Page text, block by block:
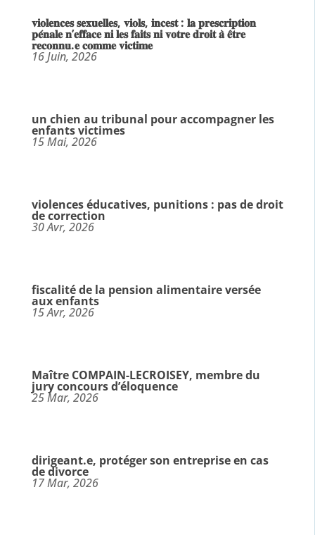
𝐯𝐢𝐨𝐥𝐞𝐧𝐜𝐞𝐬 𝐬𝐞𝐱𝐮𝐞𝐥𝐥𝐞𝐬, 𝐯𝐢𝐨𝐥𝐬, 𝐢𝐧𝐜𝐞𝐬𝐭 : 𝐥𝐚 𝐩𝐫𝐞𝐬𝐜𝐫𝐢𝐩𝐭𝐢𝐨𝐧
𝐩𝐞́𝐧𝐚𝐥𝐞 𝐧’𝐞𝐟𝐟𝐚𝐜𝐞 𝐧𝐢 𝐥𝐞𝐬 𝐟𝐚𝐢𝐭𝐬 𝐧𝐢 𝐯𝐨𝐭𝐫𝐞 𝐝𝐫𝐨𝐢𝐭 𝐚̀ 𝐞̂𝐭𝐫𝐞
𝐫𝐞𝐜𝐨𝐧𝐧𝐮.𝐞 𝐜𝐨𝐦𝐦𝐞 𝐯𝐢𝐜𝐭𝐢𝐦𝐞
16 Juin, 2026
un chien au tribunal pour accompagner les
enfants victimes
15 Mai, 2026
violences éducatives, punitions : pas de droit
de correction
30 Avr, 2026
fiscalité de la pension alimentaire versée
aux enfants
15 Avr, 2026
Maître COMPAIN-LECROISEY, membre du
jury concours d’éloquence
25 Mar, 2026
dirigeant.e, protéger son entreprise en cas
de divorce
17 Mar, 2026